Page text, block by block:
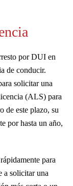
por DUI en
de conducir.
solicitar una
(ALS) para
de este plazo, su
por hasta un año,
para
a solicitar una